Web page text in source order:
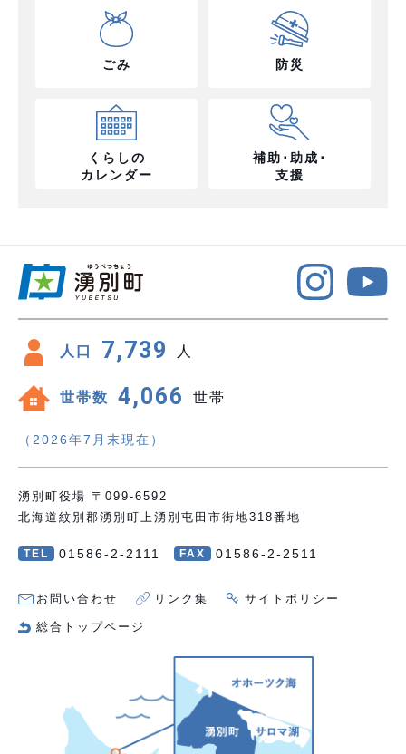
ごみ 防災
くらしの
カレンダー
補助･助成･
支援
人口 7,739 人
世帯数 4,066 世帯
（2026年7月末現在）
湧別町役場 〒099-6592
北海道紋別郡湧別町上湧別屯田市街地318番地
TEL 01586-2-2111 FAX 01586-2-2511
お問い合わせ リンク集 サイトポリシー
総合トップページ